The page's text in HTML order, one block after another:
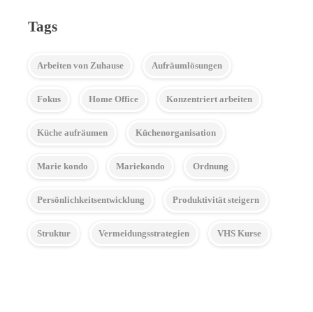
Tags
Arbeiten von Zuhause Aufräumlösungen
Fokus Home Office Konzentriert arbeiten
Küche aufräumen Küchenorganisation
Marie kondo Mariekondo Ordnung
Persönlichkeitsentwicklung Produktivität steigern
Struktur Vermeidungsstrategien VHS Kurse